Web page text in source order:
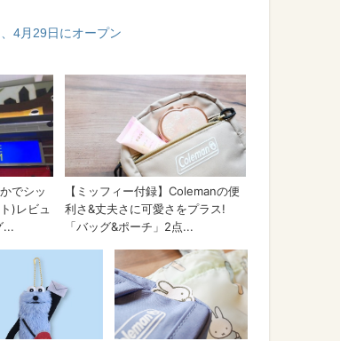
4月29日にオープン